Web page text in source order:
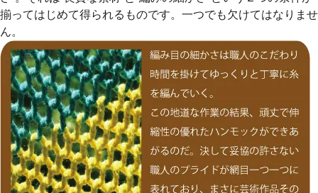
揃ってはじめて得られるものです。一つでも欠けてはなりませ
ん。